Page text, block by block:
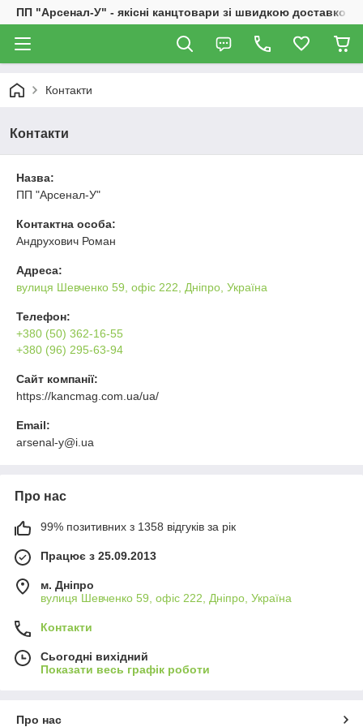
ПП "Арсенал-У" - якісні канцтовари зі швидкою доставкою
Контакти
Контакти
Назва:
ПП "Арсенал-У"
Контактна особа:
Андрухович Роман
Адреса:
вулиця Шевченко 59, офіс 222, Дніпро, Україна
Телефон:
+380 (50) 362-16-55
+380 (96) 295-63-94
Сайт компанії:
https://kancmag.com.ua/ua/
Email:
arsenal-y@i.ua
Про нас
99% позитивних з 1358 відгуків за рік
Працює з 25.09.2013
м. Дніпро
вулиця Шевченко 59, офіс 222, Дніпро, Україна
Контакти
Сьогодні вихідний
Показати весь графік роботи
Про нас